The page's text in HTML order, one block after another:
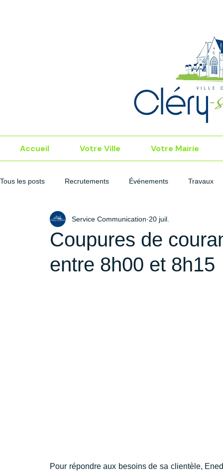
Accueil Votre Ville Votre Mairie
Tous les posts Recrutements Événements Travaux
Coupures de
entre 8h00 et 8h15
Service Communication 20 juil.
Pour répondre aux besoins de sa clientèle,